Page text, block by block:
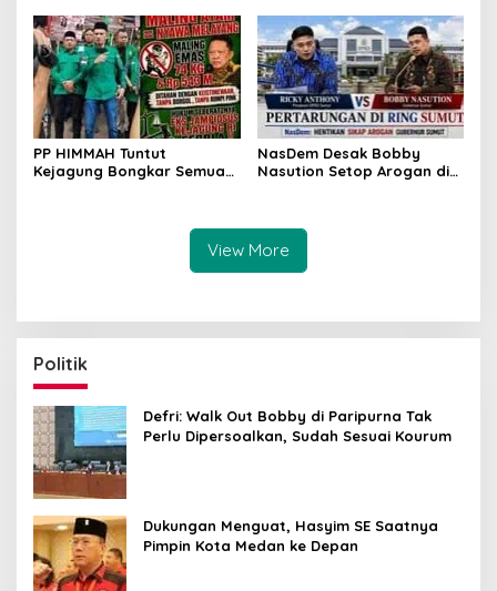
Sembiring
PP HIMMAH Tuntut
Kejagung Bongkar Semua
NasDem Desak Bobby
Nasution Setop Arogan di
View More
Politik
Defri: Walk Out Bobby di Paripurna Tak
Perlu Dipersoalkan, Sudah Sesuai Kourum
Dukungan Menguat, Hasyim SE Saatnya
Pimpin Kota Medan ke Depan